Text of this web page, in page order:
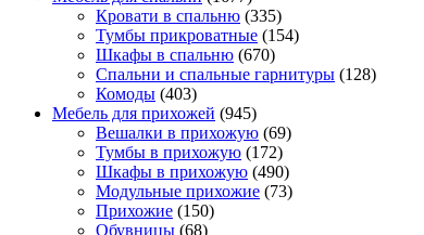
Кровати в спальню (335)
Тумбы прикроватные (154)
Шкафы в спальню (670)
Спальни и спальные гарнитуры (128)
Комоды (403)
Мебель для прихожей (945)
Вешалки в прихожую (69)
Тумбы в прихожую (172)
Шкафы в прихожую (490)
Модульные прихожие (73)
Прихожие (150)
Обувницы (68)